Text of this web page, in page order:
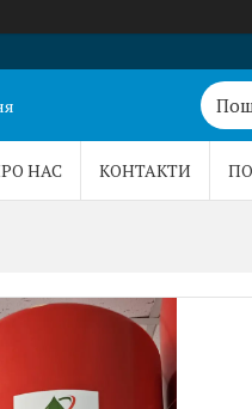
НАС КОНТАКТИ